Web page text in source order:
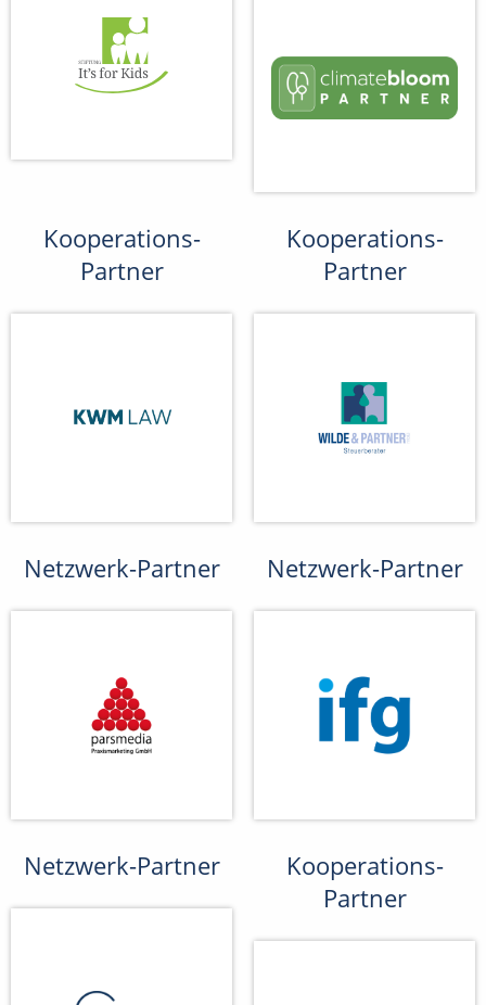
Kooperations-
Partner
Kooperations-
Partner
Netzwerk-Partner Netzwerk-Partner
Netzwerk-Partner
Kooperations-
Partner